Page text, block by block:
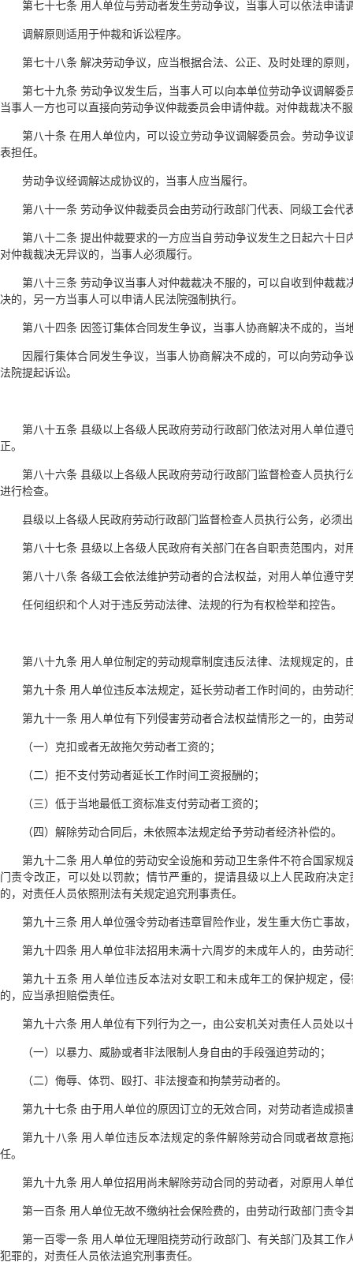
第七十七条 用人单位与劳动者发生劳动争议，当事人可以依法申请
调解原则适用于仲裁和诉讼程序。
第七十八条 解决劳动争议，应当根据合法、公正、及时处理的原则
第七十九条 劳动争议发生后，当事人可以向本单位劳动争议调解
当事人一方也可以直接向劳动争议仲裁委员会申请仲裁。对仲裁裁决不
第八十条 在用人单位内，可以设立劳动争议调解委员会。劳动争
表担任。
劳动争议经调解达成协议的，当事人应当履行。
第八十一条 劳动争议仲裁委员会由劳动行政部门代表、同级工会
第八十二条 提出仲裁要求的一方应当自劳动争议发生之日起六十
对仲裁裁决无异议的，当事人必须履行。
第八十三条 劳动争议当事人对仲裁裁决不服的，可以自收到仲裁
决的，另一方当事人可以申请人民法院强制执行。
第八十四条 因签订集体合同发生争议，当事人协商解决不成的，
因履行集体合同发生争议，当事人协商解决不成的，可以向劳动
法院提起诉讼。
第八十五条 县级以上各级人民政府劳动行政部门依法对用人单位
正。
第八十六条 县级以上各级人民政府劳动行政部门监督检查人员执
进行检查。
县级以上各级人民政府劳动行政部门监督检查人员执行公务，必须
第八十七条 县级以上各级人民政府有关部门在各自职责范围内，对
第八十八条 各级工会依法维护劳动者的合法权益，对用人单位遵守
任何组织和个人对于违反劳动法律、法规的行为有权检举和控告。
第八十九条 用人单位制定的劳动规章制度违反法律、法规规定的
第九十条 用人单位违反本法规定，延长劳动者工作时间的，由劳动
第九十一条 用人单位有下列侵害劳动者合法权益情形之一的，由
（一）克扣或者无故拖欠劳动者工资的；
（二）拒不支付劳动者延长工作时间工资报酬的；
（三）低于当地最低工资标准支付劳动者工资的；
（四）解除劳动合同后，未依照本法规定给予劳动者经济补偿的。
第九十二条 用人单位的劳动安全设施和劳动卫生条件不符合国家
门责令改正，可以处以罚款；情节严重的，提请县级以上人民政府决
的，对责任人员依照刑法有关规定追究刑事责任。
第九十三条 用人单位强令劳动者违章冒险作业，发生重大伤亡事
第九十四条 用人单位非法招用未满十六周岁的未成年人的，由劳
第九十五条 用人单位违反本法对女职工和未成年工的保护规定，
的，应当承担赔偿责任。
第九十六条 用人单位有下列行为之一，由公安机关对责任人员处
（一）以暴力、威胁或者非法限制人身自由的手段强迫劳动的；
（二）侮辱、体罚、殴打、非法搜查和拘禁劳动者的。
第九十七条 由于用人单位的原因订立的无效合同，对劳动者造成损
第九十八条 用人单位违反本法规定的条件解除劳动合同或者故意
任。
第九十九条 用人单位招用尚未解除劳动合同的劳动者，对原用人
第一百条 用人单位无故不缴纳社会保险费的，由劳动行政部门责令
第一百零一条 用人单位无理阻挠劳动行政部门、有关部门及其工
犯罪的，对责任人员依法追究刑事责任。